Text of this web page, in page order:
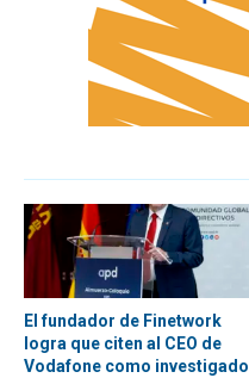
El fundador de Finetwork
logra que citen al CEO de
Vodafone como investigado